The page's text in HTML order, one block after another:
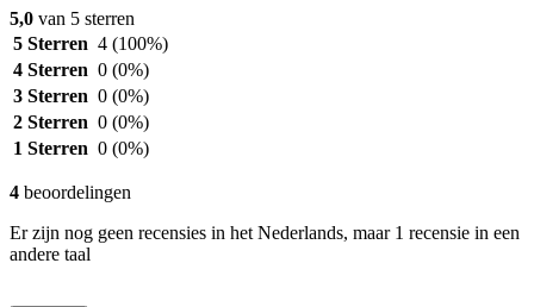
5,0 van 5 sterren
5 Sterren 4 (100%)
4 Sterren 0 (0%)
3 Sterren 0 (0%)
2 Sterren 0 (0%)
1 Sterren 0 (0%)
4 beoordelingen
Er zijn nog geen recensies in het Nederlands, maar 1 recensie in een
andere taal